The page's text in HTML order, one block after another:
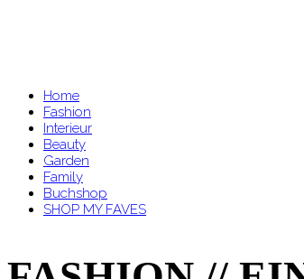
Home
Fashion
Interieur
Beauty
Garden
Family
Buchshop
SHOP MY FAVES